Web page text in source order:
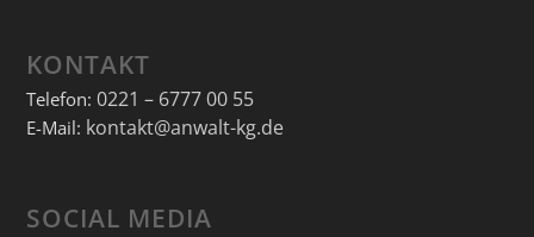
KONTAKT
Telefon: 0221 – 6777 00 55
E-Mail: kontakt@anwalt-kg.de
SOCIAL MEDIA